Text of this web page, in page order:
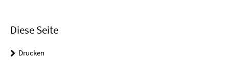
Diese Seite
Drucken